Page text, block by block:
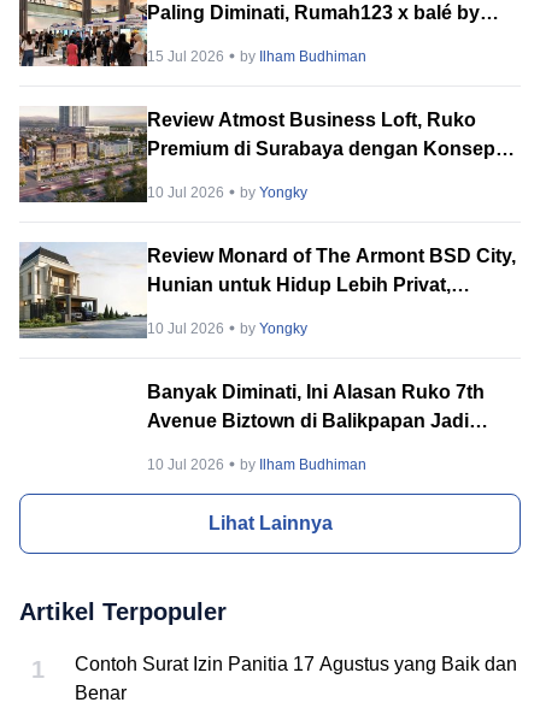
Paling Diminati, Rumah123 x balé by
Puluhan Developer
15 Jul 2026 by Ilham Budhiman
Review Atmost Business Loft, Ruko
Premium di Surabaya dengan Konsep
10 Jul 2026 byYongky
Review Monard of The Armont BSD City,
Hunian untuk Hidup Lebih Privat,
10 Jul 2026 byYongky
Banyak Diminati, Ini Alasan Ruko 7th
Avenue Biztown di Balikpapan Jadi
10 Jul 2026 by Ilham Budhiman
Lihat Lainnya
Artikel Terpopuler
1
Contoh Surat Izin Panitia 17 Agustus yang Baik dan
Benar